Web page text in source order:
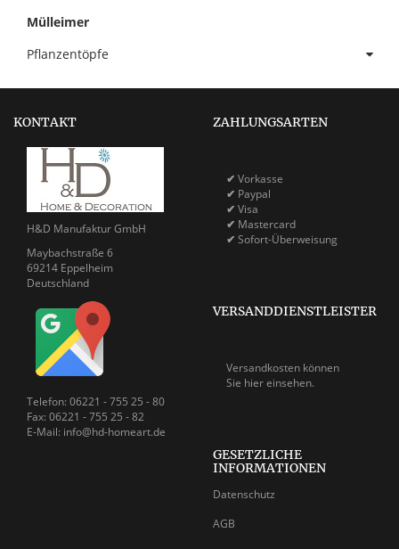
Mülleimer
Pflanzentöpfe
KONTAKT
H&D Manufaktur GmbH
Maybachstraße 6
69214 Eppelheim
Deutschland
Telefon: 06221 - 755 25 - 80
Fax: 06221 - 755 25 - 82
E-Mail: info@hd-homeart.de
ZAHLUNGSARTEN
✔ Vorkasse
✔ Paypal
✔ Visa
✔ Mastercard
✔ Sofort-Überweisung
VERSANDDIENSTLEISTER
Versandkosten können
Sie hier einsehen.
GESETZLICHE
INFORMATIONEN
Datenschutz
AGB